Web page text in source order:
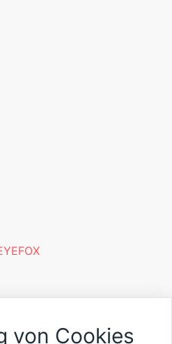
von Cookies